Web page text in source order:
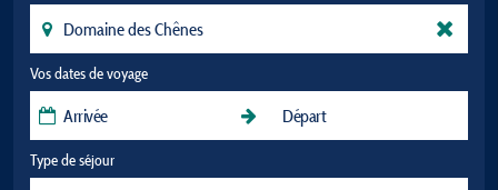
Vos dates de voyage
Type de séjour